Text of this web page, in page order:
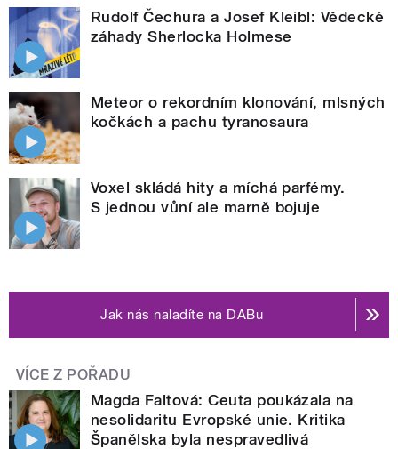
Rudolf Čechura a Josef Kleibl: Vědecké
záhady Sherlocka Holmese
Meteor o rekordním klonování, mlsných
kočkách a pachu tyranosaura
Voxel skládá hity a míchá parfémy.
S jednou vůní ale marně bojuje
Jak nás naladíte na DABu
VÍCE Z POŘADU
Magda Faltová: Ceuta poukázala na
nesolidaritu Evropské unie. Kritika
Španělska byla nespravedlivá